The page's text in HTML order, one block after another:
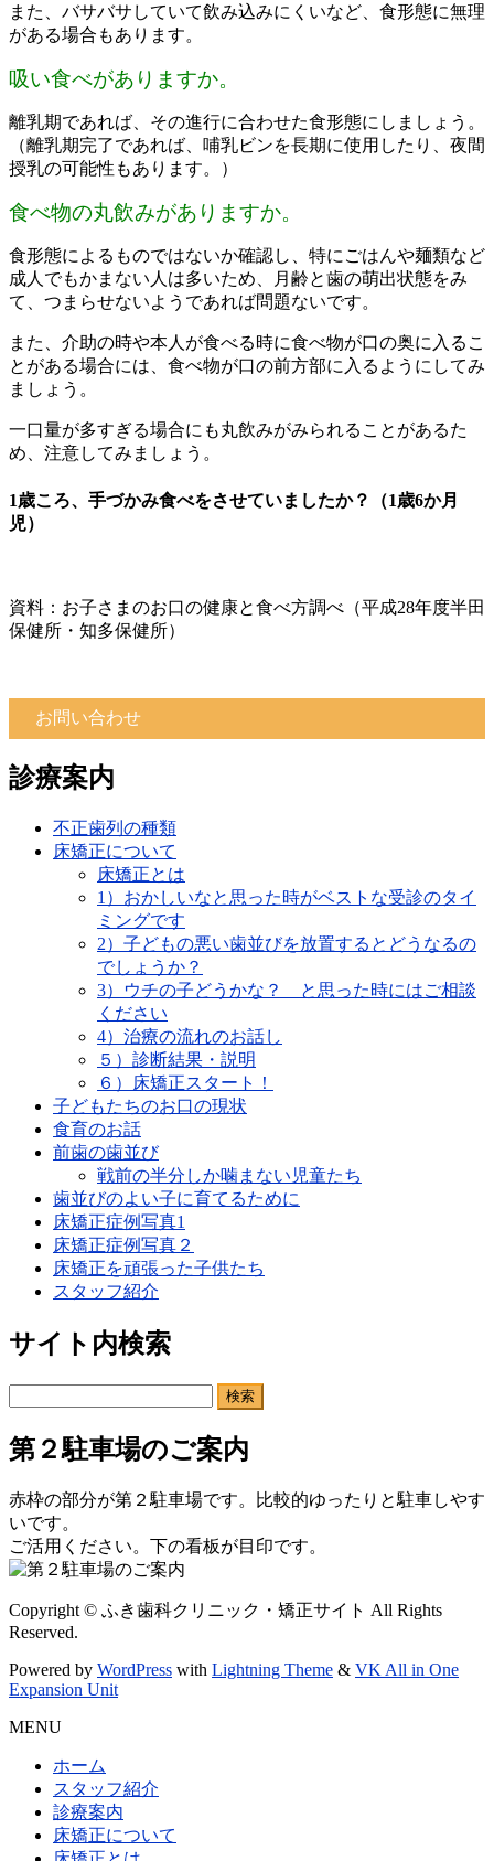
また、バサバサしていて飲み込みにくいなど、食形態に無理
がある場合もあります。
吸い食べがありますか。
離乳期であれば、その進行に合わせた食形態にしましょう。
（離乳期完了であれば、哺乳ビンを長期に使用したり、夜間
授乳の可能性もあります。）
食べ物の丸飲みがありますか。
食形態によるものではないか確認し、特にごはんや麺類など
成人でもかまない人は多いため、月齢と歯の萌出状態をみ
て、つまらせないようであれば問題ないです。
また、介助の時や本人が食べる時に食べ物が口の奥に入るこ
とがある場合には、食べ物が口の前方部に入るようにしてみ
ましょう。
一口量が多すぎる場合にも丸飲みがみられることがあるた
め、注意してみましょう。
1歳ころ、手づかみ食べをさせていましたか？（1歳6か月
児）
資料：お子さまのお口の健康と食べ方調べ（平成28年度半田
保健所・知多保健所）
お問い合わせ
診療案内
不正歯列の種類
床矯正について
床矯正とは
1）おかしいなと思った時がベストな受診のタイ
ミングです
2）子どもの悪い歯並びを放置するとどうなるの
でしょうか？
3）ウチの子どうかな？ と思った時にはご相談
ください
4）治療の流れのお話し
５）診断結果・説明
６）床矯正スタート！
子どもたちのお口の現状
食育のお話
前歯の歯並び
戦前の半分しか噛まない児童たち
歯並びのよい子に育てるために
床矯正症例写真1
床矯正症例写真２
床矯正を頑張った子供たち
スタッフ紹介
サイト内検索
第２駐車場のご案内
赤枠の部分が第２駐車場です。比較的ゆったりと駐車しやす
いです。
ご活用ください。下の看板が目印です。
Copyright © ふき歯科クリニック・矯正サイト All Rights
Reserved.
Powered by WordPress with Lightning Theme & VK All in One
Expansion Unit
MENU
ホーム
スタッフ紹介
診療案内
床矯正について